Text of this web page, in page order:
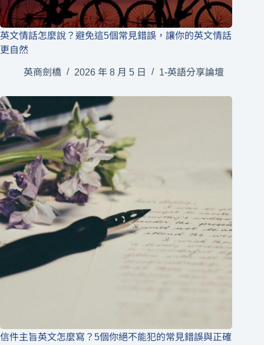
英文情話怎麼說？避免這5個常見錯誤，讓你的英文情話
更自然
英商劍橋 2026 年 8 月 5 日 1-英語分享論壇
信件主旨英文怎麼寫？5個你絕不能犯的常見錯誤與正確